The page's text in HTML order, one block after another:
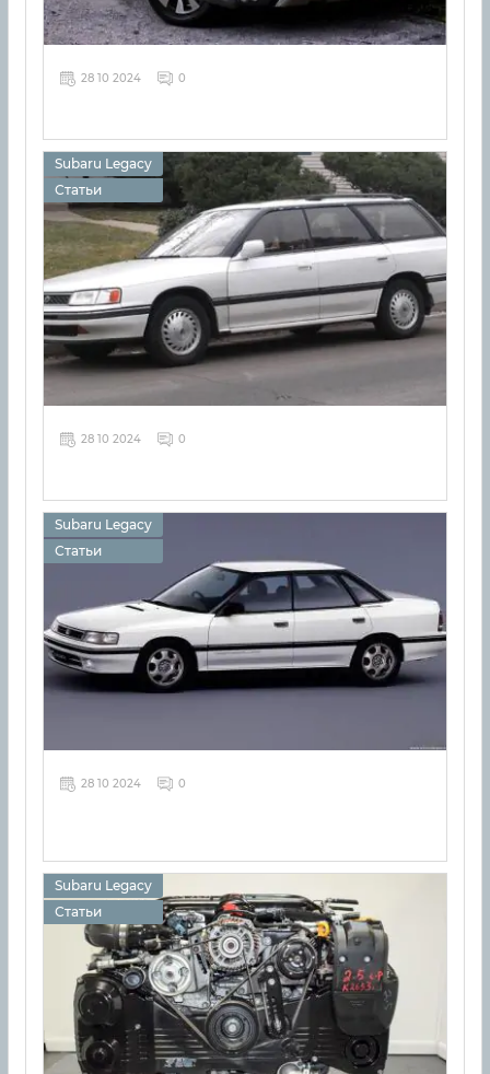
28 10 2024 0
Subaru Legacy
Статьи
28 10 2024 0
Subaru Legacy
Статьи
28 10 2024 0
Subaru Legacy
Статьи